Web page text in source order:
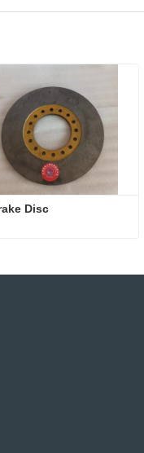
Disc